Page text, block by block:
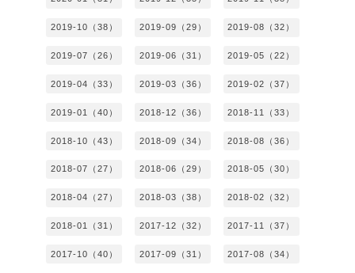
2019-10（38） 2019-09（29） 2019-08（32）
2019-07（26） 2019-06（31） 2019-05（22）
2019-04（33） 2019-03（36） 2019-02（37）
2019-01（40） 2018-12（36） 2018-11（33）
2018-10（43） 2018-09（34） 2018-08（36）
2018-07（27） 2018-06（29） 2018-05（30）
2018-04（27） 2018-03（38） 2018-02（32）
2018-01（31） 2017-12（32） 2017-11（37）
2017-10（40） 2017-09（31） 2017-08（34）